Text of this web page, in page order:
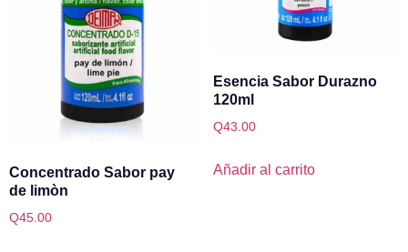
Concentrado Sabor pay
de limòn
Q45.00
Esencia Sabor Durazno
120ml
Q43.00
Añadir al carrito